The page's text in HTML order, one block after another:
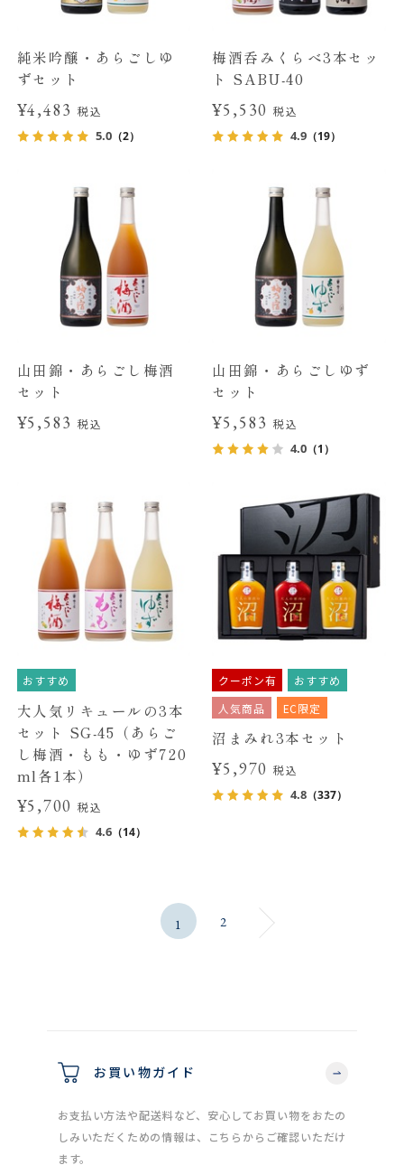
純米吟醸・あらごしゆ
ずセット
¥4,483税込
5.0（2）
梅酒呑みくらべ3本セッ
ト SABU-40
¥5,530 税込
4.9 （19）
山田錦・あらごし梅酒
セット
¥5,583税込
山田錦・あらごしゆず
セット
¥5,583 税込
4.0 （1）
おすすめ
大人気リキュールの3本
セット SG-45（あらご
し梅酒・もも・ゆず720
ml各1本）
¥5,700税込
4.6（14）
クーポン有
おすすめ
人気商品
EC限定
沼まみれ3本セット
¥5,970 税込
4.8 （337）
1 2
お買い物ガイド
お支払い方法や配送料など、安心してお買い物をおたの
しみいただくための情報は、こちらからご確認いただけ
ます。